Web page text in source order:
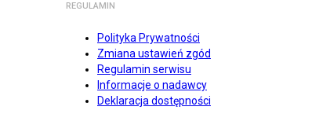
REGULAMIN
Polityka Prywatności
Zmiana ustawień zgód
Regulamin serwisu
Informacje o nadawcy
Deklaracja dostępności